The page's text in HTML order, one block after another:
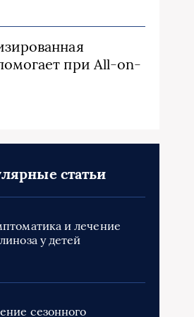
при All-on-
статьи
и лечение
у детей
сезонного